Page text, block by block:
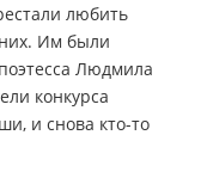
любить
Им были
Людмила
конкурса
и снова кто-то